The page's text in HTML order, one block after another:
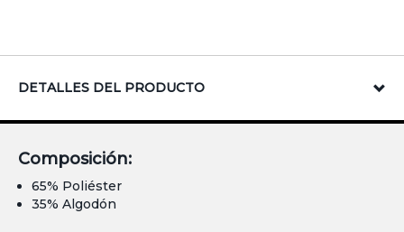
DETALLES DEL PRODUCTO
Composición:
65% Poliéster
35% Algodón